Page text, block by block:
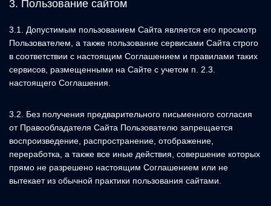
3. Пользование сайтом
3.1. Допустимым пользованием Сайта является его просмотр
Пользователем, а также пользование сервисами Сайта строго
в соответствии с настоящим Соглашением и правилами таких
сервисов, размещенными на Сайте с учетом п. 2.3.
настоящего Соглашения.
3.2. Без получения предварительного письменного согласия
от Правообладателя Сайта Пользователю запрещается
воспроизведение, распространение, отображение,
переработка, а также все иные действия, совершение которых
прямо не разрешено настоящим Соглашением или не
вытекает из обычной практики пользования сайтами.